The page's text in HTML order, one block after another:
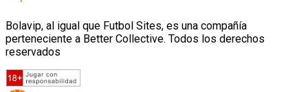
Bolavip, al igual que Futbol Sites, es una compañía
perteneciente a Better Collective. Todos los derechos
reservados